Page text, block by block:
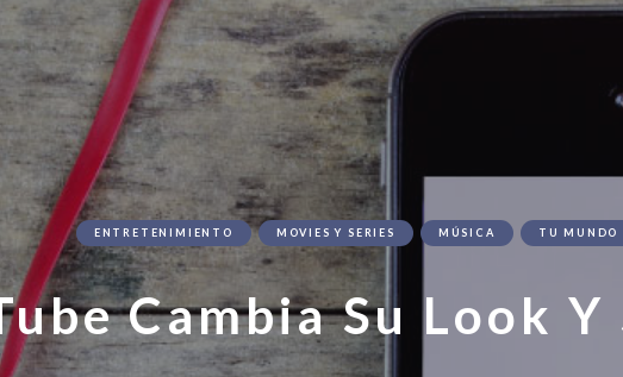
ENTRETENIMIENTO MOVIES Y SERIES MÚSICA TU MUNDO
Cambia Su Look Y